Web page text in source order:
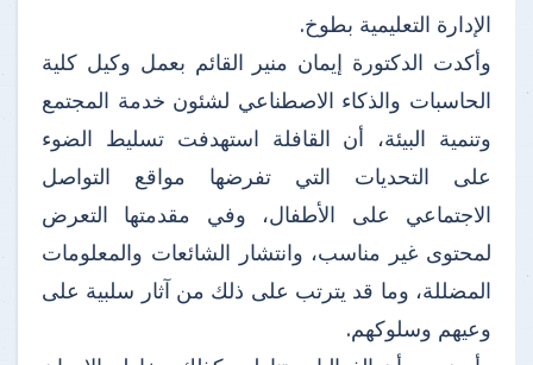
الإدارة التعليمية بطوخ.
وأكدت الدكتورة إيمان منير القائم بعمل وكيل كلية
الحاسبات والذكاء الاصطناعي لشئون خدمة المجتمع
وتنمية البيئة، أن القافلة استهدفت تسليط الضوء
على التحديات التي تفرضها مواقع التواصل
الاجتماعي على الأطفال، وفي مقدمتها التعرض
لمحتوى غير مناسب، وانتشار الشائعات والمعلومات
المضللة، وما قد يترتب على ذلك من آثار سلبية على
وعيهم وسلوكهم.